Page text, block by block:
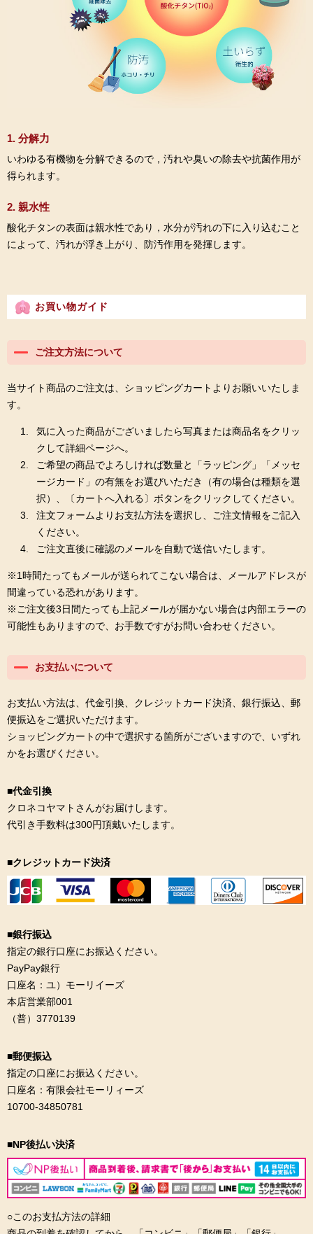
1. 分解力
いわゆる有機物を分解できるので，汚れや臭いの除去や抗菌作用が
得られます。
2. 親水性
酸化チタンの表面は親水性であり，水分が汚れの下に入り込むこと
によって、汚れが浮き上がり、防汚作用を発揮します。
お買い物ガイド
ご注文方法について
当サイト商品のご注文は、ショッピングカートよりお願いいたしま
す。
気に入った商品がございましたら写真または商品名をクリッ
クして詳細ページへ。
ご希望の商品でよろしければ数量と「ラッピング」「メッセ
ージカード」の有無をお選びいただき（有の場合は種類を選
択）、〔カートへ入れる〕ボタンをクリックしてください。
注文フォームよりお支払方法を選択し、ご注文情報をご記入
ください。
ご注文直後に確認のメールを自動で送信いたします。
※1時間たってもメールが送られてこない場合は、メールアドレスが
間違っている恐れがあります。
※ご注文後3日間たっても上記メールが届かない場合は内部エラーの
可能性もありますので、お手数ですがお問い合わせください。
お支払いについて
お支払い方法は、代金引換、クレジットカード決済、銀行振込、郵
便振込をご選択いただけます。
ショッピングカートの中で選択する箇所がございますので、いずれ
かをお選びください。
■代金引換
クロネコヤマトさんがお届けします。
代引き手数料は300円頂戴いたします。
■クレジットカード決済
■銀行振込
指定の銀行口座にお振込ください。
PayPay銀行
口座名：ユ）モーリイーズ
本店営業部001
（普）3770139
■郵便振込
指定の口座にお振込ください。
口座名：有限会社モーリィーズ
10700-34850781
■NP後払い決済
○このお支払方法の詳細